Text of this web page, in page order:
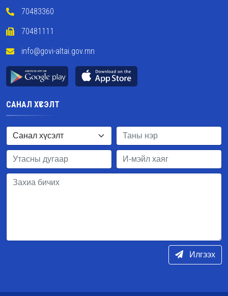
70483360
70481111
info@govi-altai.gov.mn
САНАЛ ХҮСЭЛТ
Илгээх